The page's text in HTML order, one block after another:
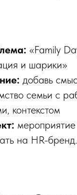
«Family
и шарики»
добавь
семьи с
контекстом
на HR-бренд.